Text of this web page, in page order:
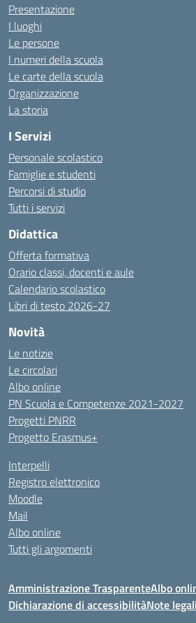
Presentazione
I luoghi
Le persone
I numeri della scuola
Le carte della scuola
Organizzazione
La storia
I Servizi
Personale scolastico
Famiglie e studenti
Percorsi di studio
Tutti i servizi
Didattica
Offerta formativa
Orario classi, docenti e aule
Calendario scolastico
Libri di testo 2026-27
Novità
Le notizie
Le circolari
Albo online
PN Scuola e Competenze 2021-2027
Progetti PNRR
Progetto Erasmus+
Interpelli
Registro elettronico
Moodle
Mail
Albo online
Tutti gli argomenti
Amministrazione TrasparenteAlbo
Dichiarazione di accessibilitàNote legali